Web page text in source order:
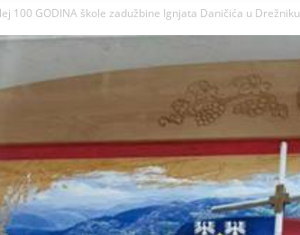
100 GODINA škole zadužbine Ignjata Daničića u Drežniku